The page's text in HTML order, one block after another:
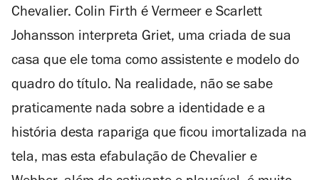
Chevalier. Colin Firth é Vermeer e Scarlett
Johansson interpreta Griet, uma criada de sua
casa que ele toma como assistente e modelo do
quadro do título. Na realidade, não se sabe
praticamente nada sobre a identidade e a
história desta rapariga que ficou imortalizada na
tela, mas esta efabulação de Chevalier e